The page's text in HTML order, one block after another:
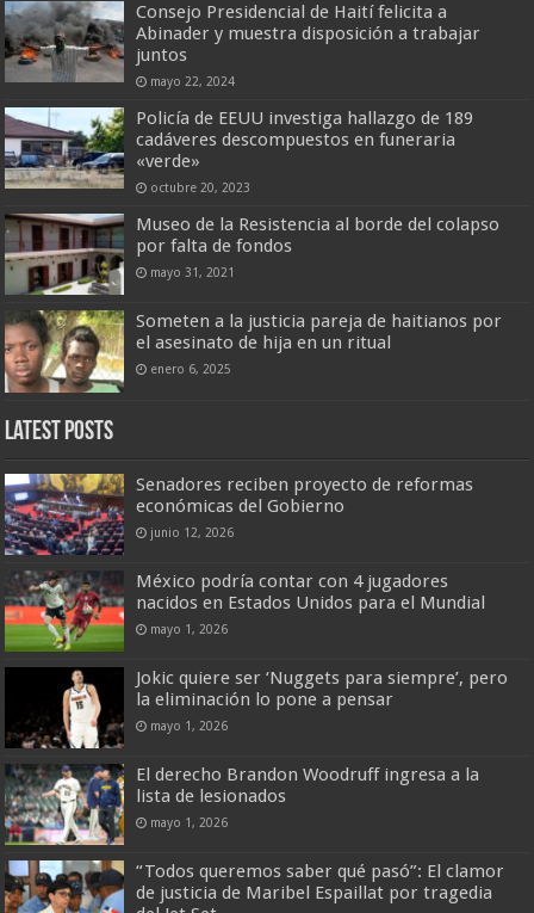
Consejo Presidencial de Haití felicita a
Abinader y muestra disposición a trabajar
juntos
mayo 22, 2024
Policía de EEUU investiga hallazgo de 189
cadáveres descompuestos en funeraria
«verde»
octubre 20, 2023
Museo de la Resistencia al borde del colapso
por falta de fondos
mayo 31, 2021
Someten a la justicia pareja de haitianos por
el asesinato de hija en un ritual
enero 6, 2025
Latest Posts
Senadores reciben proyecto de reformas
económicas del Gobierno
junio 12, 2026
México podría contar con 4 jugadores
nacidos en Estados Unidos para el Mundial
mayo 1, 2026
Jokic quiere ser ‘Nuggets para siempre’, pero
la eliminación lo pone a pensar
mayo 1, 2026
El derecho Brandon Woodruff ingresa a la
lista de lesionados
mayo 1, 2026
“Todos queremos saber qué pasó”: El clamor
de justicia de Maribel Espaillat por tragedia